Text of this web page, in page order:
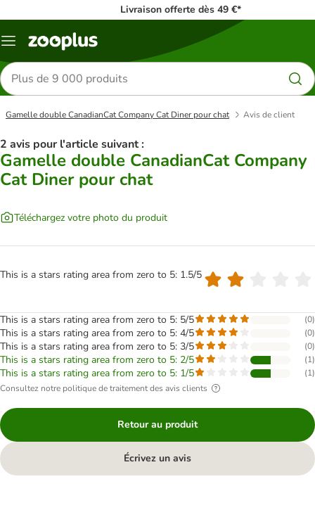
Livraison offerte dès 49 €*
Menu
Rechercher
des
produits
Gamelle double CanadianCat Company Cat Diner pour chat Avis de client
2 avis pour l'article suivant :
Gamelle double CanadianCat Company
Cat Diner pour chat
Téléchargez votre photo du produit
This is a stars rating area from zero to 5: 1.5/5
This is a stars rating area from zero to 5: 5/5 (0)
This is a stars rating area from zero to 5: 4/5 (0)
This is a stars rating area from zero to 5: 3/5 (0)
This is a stars rating area from zero to 5: 2/5 (1)
This is a stars rating area from zero to 5: 1/5 (1)
Consultez notre politique de traitement des avis clients
Retour au produit
Écrivez un avis